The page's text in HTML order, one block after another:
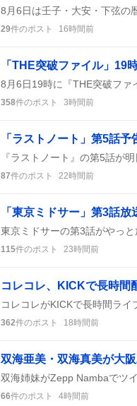
29件のポスト 16時間前
「THE突破ファイル」19
358件のポスト 3時間前
87件のポスト 22時間前
115件のポスト 23時間前
コレコレ、KICKで長時間
362件のポスト 18時間前
66件のポスト 4時間前